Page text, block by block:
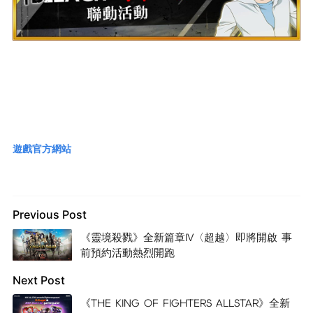
遊戲官方網站
Previous Post
《靈境殺戮》全新篇章IV〈超越〉即將開啟 事
前預約活動熱烈開跑
Next Post
《THE KING OF FIGHTERS ALLSTAR》全新